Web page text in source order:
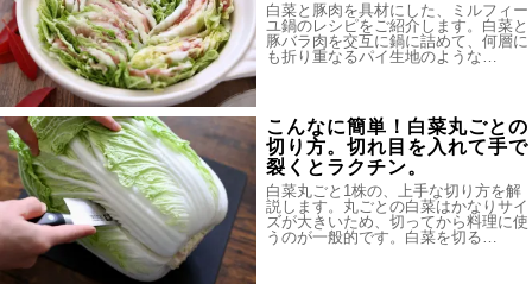
白菜と豚肉を具材にした、ミルフィー
ユ鍋のレシピをご紹介します。白菜と
豚バラ肉を交互に鍋に詰めて、何層に
も折り重なるパイ生地のような…
こんなに簡単！白菜丸ごとの
切り方。切れ目を入れて手で
裂くとラクチン。
白菜丸ごと1株の、上手な切り方を解
説します。丸ごとの白菜はかなりサイ
ズが大きいため、切ってから料理に使
うのが一般的です。白菜を切る…